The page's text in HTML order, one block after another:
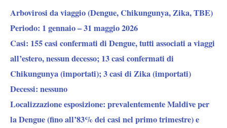
Arbovirosi da viaggio (Dengue, Chikungunya, Zika, TBE)
Periodo: 1 gennaio – 31 maggio 2026
Casi: 155 casi confermati di Dengue, tutti associati a viaggi
all’estero, nessun decesso; 13 casi confermati di
Chikungunya (importati); 3 casi di Zika (importati)
Decessi: nessuno
Localizzazione esposizione: prevalentemente Maldive per
la Dengue (fino all’83% dei casi nel primo trimestre) e